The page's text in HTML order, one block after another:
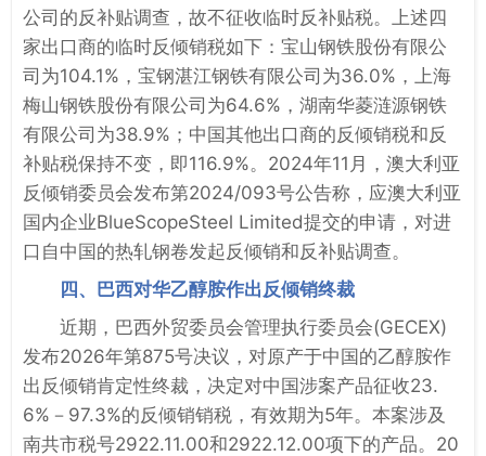
公司的反补贴调查，故不征收临时反补贴税。上述四
家出口商的临时反倾销税如下：宝山钢铁股份有限公
司为104.1%，宝钢湛江钢铁有限公司为36.0%，上海
梅山钢铁股份有限公司为64.6%，湖南华菱涟源钢铁
有限公司为38.9%；中国其他出口商的反倾销税和反
补贴税保持不变，即116.9%。2024年11月，澳大利亚
反倾销委员会发布第2024/093号公告称，应澳大利亚
国内企业BlueScopeSteel Limited提交的申请，对进
口自中国的热轧钢卷发起反倾销和反补贴调查。
四、巴西对华乙醇胺作出反倾销终裁
近期，巴西外贸委员会管理执行委员会(GECEX)
发布2026年第875号决议，对原产于中国的乙醇胺作
出反倾销肯定性终裁，决定对中国涉案产品征收23.
6%－97.3%的反倾销销税，有效期为5年。本案涉及
南共市税号2922.11.00和2922.12.00项下的产品。20